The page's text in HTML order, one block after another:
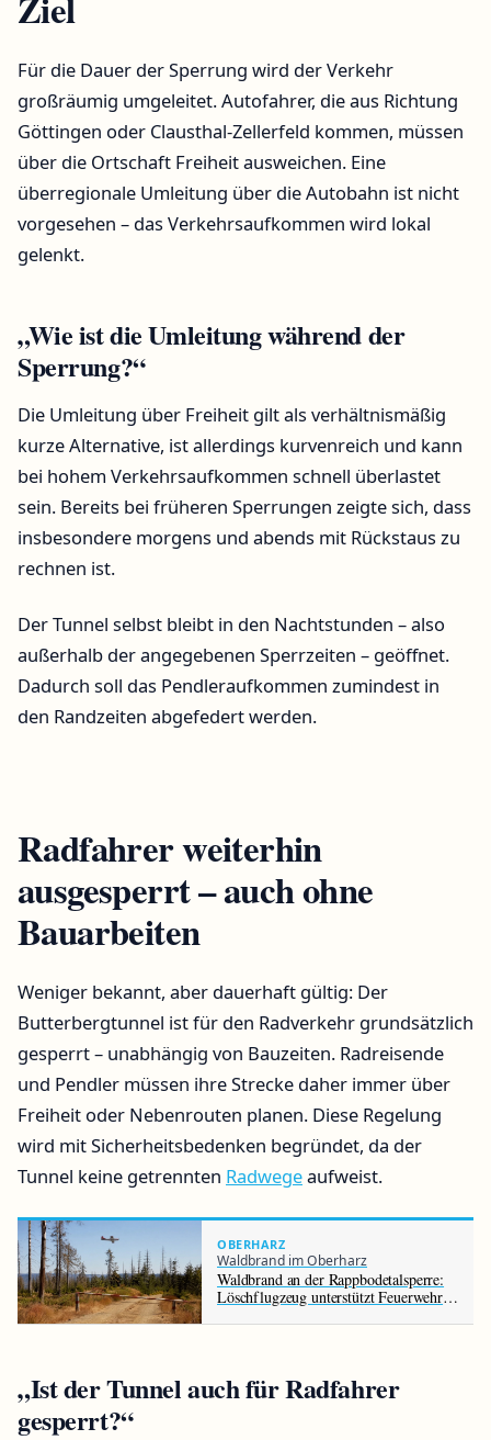
Für die Dauer der Sperrung wird der Verkehr
großräumig umgeleitet. Autofahrer, die aus Richtung
Göttingen oder Clausthal-Zellerfeld kommen, müssen
über die Ortschaft Freiheit ausweichen. Eine
überregionale Umleitung über die Autobahn ist nicht
vorgesehen – das Verkehrsaufkommen wird lokal
gelenkt.
„Wie ist die Umleitung während der
Sperrung?“
Die Umleitung über Freiheit gilt als verhältnismäßig
kurze Alternative, ist allerdings kurvenreich und kann
bei hohem Verkehrsaufkommen schnell überlastet
sein. Bereits bei früheren Sperrungen zeigte sich, dass
insbesondere morgens und abends mit Rückstaus zu
rechnen ist.
Der Tunnel selbst bleibt in den Nachtstunden – also
außerhalb der angegebenen Sperrzeiten – geöffnet.
Dadurch soll das Pendleraufkommen zumindest in
den Randzeiten abgefedert werden.
Radfahrer weiterhin
ausgesperrt – auch ohne
Bauarbeiten
Weniger bekannt, aber dauerhaft gültig: Der
Butterbergtunnel ist für den Radverkehr grundsätzlich
gesperrt – unabhängig von Bauzeiten. Radreisende
und Pendler müssen ihre Strecke daher immer über
Freiheit oder Nebenrouten planen. Diese Regelung
wird mit Sicherheitsbedenken begründet, da der
Tunnel keine getrennten Radwegeaufweist.
OBERHARZ
Waldbrand im Oberharz
Waldbrand an der Rappbodetalsperre:
Löschflugzeug unterstützt Feuerwehr
„Ist der Tunnel auch für Radfahrer
gesperrt?“